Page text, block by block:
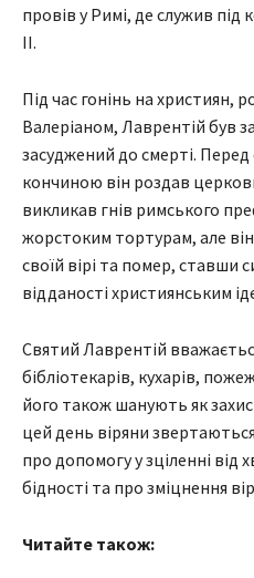
провів у Римі, де служив
II.
Під час гонінь на християн,
Валеріаном, Лаврентій був
засуджений до смерті.
кончиною він роздав
викликав гнів римського
жорстоким тортурам, але
своїй вірі та помер, ставши
відданості християнським
Святий Лаврентій
бібліотекарів, кухарів,
його також шанують як
цей день віряни
про допомогу у зціленні від
бідності та про зміцнення
Читайте також: